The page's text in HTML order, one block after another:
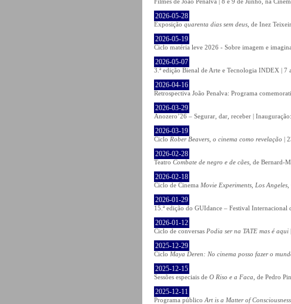
2026-05-28
Exposição quarenta dias sem deus , de Inez
2026-05-19
Ciclo matéria leve 2026 - Sobre imagem e
2026-05-07
3.ª edição Bienal de Arte e Tecnologia INDEX | 7
2026-04-16
Retrospectiva João Penalva: Programa
2026-03-29
Anozero’26 – Segurar, dar, receber |
2026-03-19
Ciclo Rober Beavers, o cinema como revelação |
2026-02-28
Teatro Combate de negro e de cães , de Bernard-
2026-02-18
Ciclo de Cinema Movie Experiments, Los Angeles
2026-01-29
15.ª edição do GUIdance – Festival
2026-01-12
Ciclo de conversas Podia ser na TATE mas é aqui
2025-12-29
Ciclo Maya Deren: No cinema posso fazer o
2025-12-15
Sessões especiais de O Riso e a Faca , de Pedro
2025-12-11
Programa público Art is a Matter of Consciousness